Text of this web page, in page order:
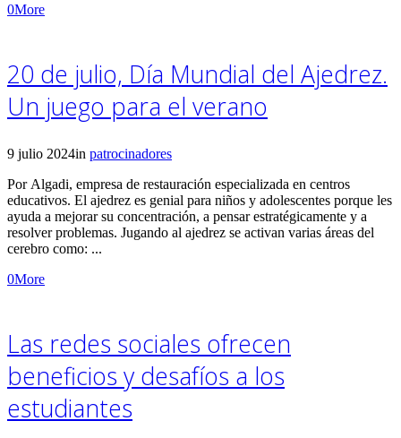
0More
20 de julio, Día Mundial del Ajedrez.
Un juego para el verano
9 julio 2024in patrocinadores
Por Algadi, empresa de restauración especializada en centros
educativos. El ajedrez es genial para niños y adolescentes porque les
ayuda a mejorar su concentración, a pensar estratégicamente y a
resolver problemas. Jugando al ajedrez se activan varias áreas del
cerebro como: ...
0More
Las redes sociales ofrecen
beneficios y desafíos a los
estudiantes